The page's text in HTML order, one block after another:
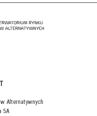
Alternatywnych
5A